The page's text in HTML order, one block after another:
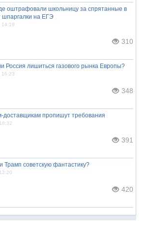
оштрафовали школьницу за спрятанные в
шпаргалки на ЕГЭ
14:19
310
Россия лишиться газового рынка Европы?
16:23
348
доставщикам пропишут требования
391
Трамп советскую фантастику?
420